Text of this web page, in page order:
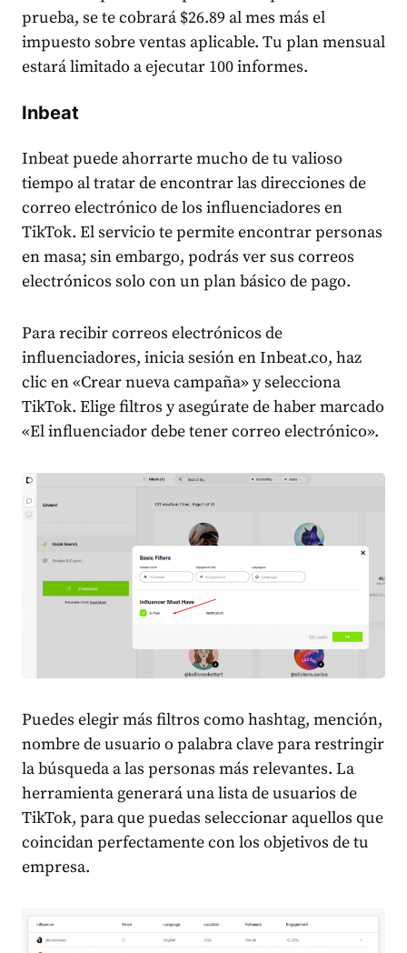
prueba, se te cobrará $26.89 al mes más el
impuesto sobre ventas aplicable. Tu plan mensual
estará limitado a ejecutar 100 informes.
Inbeat
Inbeat puede ahorrarte mucho de tu valioso
tiempo al tratar de encontrar las direcciones de
correo electrónico de los influenciadores en
TikTok. El servicio te permite encontrar personas
en masa; sin embargo, podrás ver sus correos
electrónicos solo con un plan básico de pago.
Para recibir correos electrónicos de
influenciadores, inicia sesión en Inbeat.co, haz
clic en «Crear nueva campaña» y selecciona
TikTok. Elige filtros y asegúrate de haber marcado
«El influenciador debe tener correo electrónico».
Puedes elegir más filtros como hashtag, mención,
nombre de usuario o palabra clave para restringir
la búsqueda a las personas más relevantes. La
herramienta generará una lista de usuarios de
TikTok, para que puedas seleccionar aquellos que
coincidan perfectamente con los objetivos de tu
empresa.